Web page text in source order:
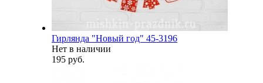
Гирлянда "Новый год" 45-3196
Нет в наличии
195 руб.